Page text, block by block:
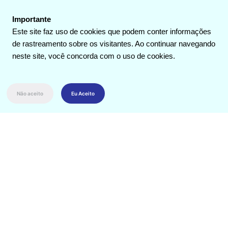
de utilizá-lo
indevidamente; e
(iii) estruturar
etc.
Importante
Este site faz uso de cookies que podem conter informações
de rastreamento sobre os visitantes. Ao continuar navegando
neste site, você concorda com o uso de cookies.
Não aceito Eu Aceito